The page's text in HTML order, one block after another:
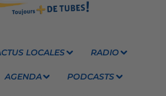
LOCALES RADIO
AGENDA PODCASTS